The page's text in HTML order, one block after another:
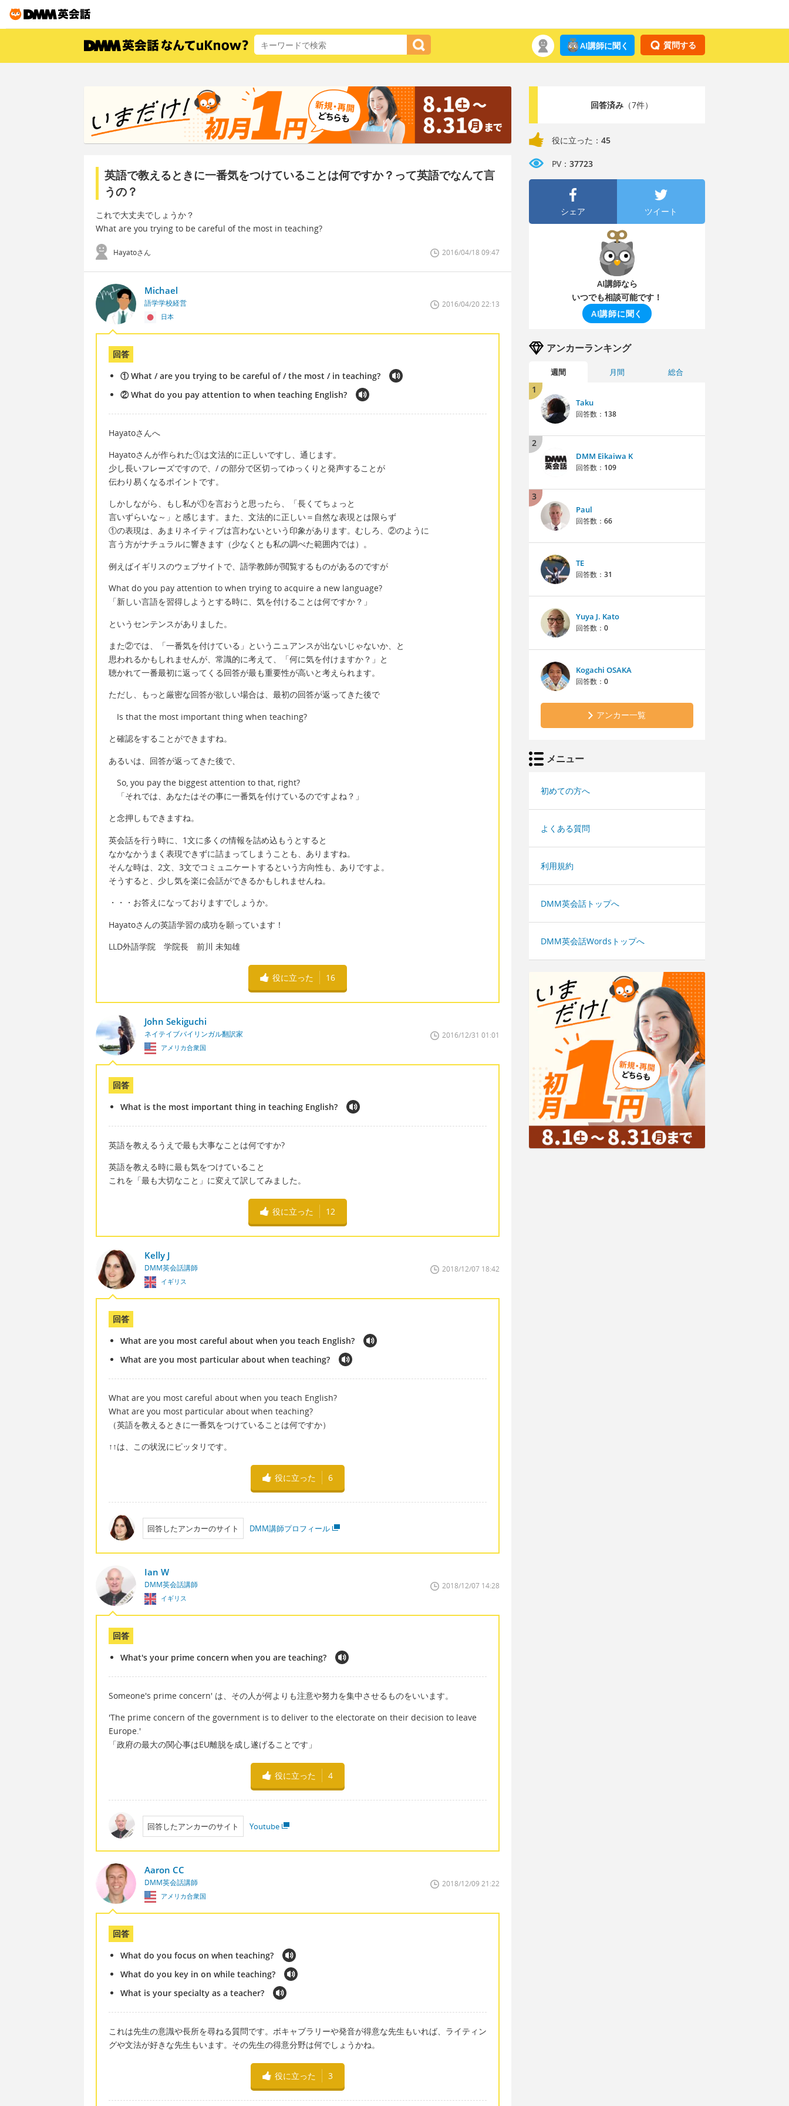
質問する
AI講師に聞く
英語で教えるときに一番気をつけていることは何ですか？って英語でなんて言
うの？
これで大丈夫でしょうか？
What are you trying to be careful of the most in teaching?
Hayatoさん 2016/04/18 09:47
Michael
語学学校経営
日本
2016/04/20 22:13
回答
① What / are you trying to be careful of / the most / in teaching?
② What do you pay attention to when teaching English?
Hayatoさんへ
Hayatoさんが作られた①は文法的に正しいですし、通じます。
少し長いフレーズですので、/ の部分で区切ってゆっくりと発声することが
伝わり易くなるポイントです。
しかしながら、もし私が①を言おうと思ったら、「長くてちょっと
言いずらいな～」と感じます。また、文法的に正しい＝自然な表現とは限らず
①の表現は、あまりネイティブは言わないという印象があります。むしろ、②のように
言う方がナチュラルに響きます（少なくとも私の調べた範囲内では）。
例えばイギリスのウェブサイトで、語学教師が閲覧するものがあるのですが
What do you pay attention to when trying to acquire a new language?
「新しい言語を習得しようとする時に、気を付けることは何ですか？」
というセンテンスがありました。
また②では、「一番気を付けている」というニュアンスが出ないじゃないか、と
思われるかもしれませんが、常識的に考えて、「何に気を付けますか？」と
聴かれて一番最初に返ってくる回答が最も重要性が高いと考えられます。
ただし、もっと厳密な回答が欲しい場合は、最初の回答が返ってきた後で
Is that the most important thing when teaching?
と確認をすることができますね。
あるいは、回答が返ってきた後で、
So, you pay the biggest attention to that, right?
「それでは、あなたはその事に一番気を付けているのですよね？」
と念押しもできますね。
英会話を行う時に、1文に多くの情報を詰め込もうとすると
なかなかうまく表現できずに詰まってしまうことも、ありますね。
そんな時は、2文、3文でコミュニケートするという方向性も、ありですよ。
そうすると、少し気を楽に会話ができるかもしれませんね。
・・・お答えになっておりますでしょうか。
Hayatoさんの英語学習の成功を願っています！
LLD外語学院 学院長 前川 未知雄
役に立った 16
John Sekiguchi
ネイテイブバイリンガル翻訳家
アメリカ合衆国
2016/12/31 01:01
回答
What is the most important thing in teaching English?
英語を教えるうえで最も大事なことは何ですか?
英語を教える時に最も気をつけていること
これを「最も大切なこと」に変えて訳してみました。
役に立った 12
Kelly J
DMM英会話講師
イギリス
2018/12/07 18:42
回答
What are you most careful about when you teach English?
What are you most particular about when teaching?
What are you most careful about when you teach English?
What are you most particular about when teaching?
（英語を教えるときに一番気をつけていることは何ですか）
↑↑は、この状況にピッタリです。
役に立った 6
回答したアンカーのサイト DMM講師プロフィール
Ian W
DMM英会話講師
イギリス
2018/12/07 14:28
回答
What's your prime concern when you are teaching?
Someone's prime concern' は、その人が何よりも注意や努力を集中させるものをいいます。
'The prime concern of the government is to deliver to the electorate on their decision to leave
Europe.'
「政府の最大の関心事はEU離脱を成し遂げることです」
役に立った 4
回答したアンカーのサイト Youtube
Aaron CC
DMM英会話講師
アメリカ合衆国
2018/12/09 21:22
回答
What do you focus on when teaching?
What do you key in on while teaching?
What is your specialty as a teacher?
これは先生の意識や長所を尋ねる質問です。ボキャブラリーや発音が得意な先生もいれば、ライティン
グや文法が好きな先生もいます。その先生の得意分野は何でしょうかね。
役に立った 3
回答済み（7件）
役に立った： 45
PV： 37723
シェア ツイート
AI講師なら
いつでも相談可能です！
AI講師に聞く
アンカーランキング
週間 月間 総合
1
Taku
回答数： 138
2
DMM Eikaiwa K
回答数： 109
3
Paul
回答数： 66
TE
回答数： 31
Yuya J. Kato
回答数： 0
Kogachi OSAKA
回答数： 0
アンカー一覧
メニュー
初めての方へ
よくある質問
利用規約
DMM英会話トップへ
DMM英会話Wordsトップへ